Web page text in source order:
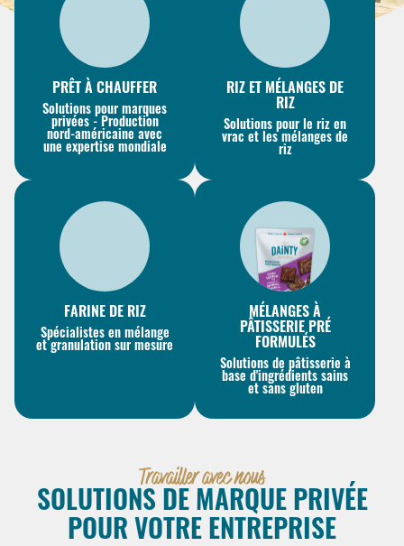
PRÊT À CHAUFFER
Solutions pour marques
privées - Production
nord-américaine avec
une expertise mondiale
RIZ ET MÉLANGES DE
RIZ
Solutions pour le riz en
vrac et les mélanges de
riz
FARINE DE RIZ
Spécialistes en mélange
et granulation sur mesure
MÉLANGES À
PÂTISSERIE PRÉ
FORMULÉS
Solutions de pâtisserie à
base d'ingrédients sains
et sans gluten
Travailler avec nous
SOLUTIONS DE MARQUE PRIVÉE
POUR VOTRE ENTREPRISE